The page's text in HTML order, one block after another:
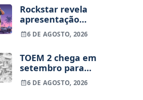
Rockstar revela
apresentação
alargada de GTA
VI para 27 de
6 DE AGOSTO, 2026
TOEM 2 chega em
setembro para
PS5, Switch e PC
6 DE AGOSTO, 2026